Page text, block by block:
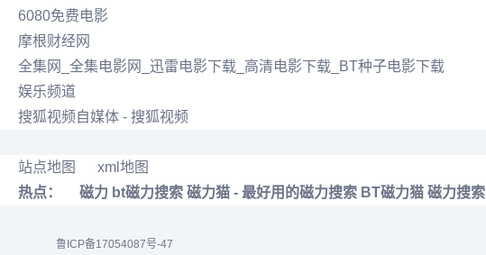
6080免费电影
摩根财经网
全集网_全集电影网_迅雷电影下载_高清电影下载_BT种子电影下载
娱乐频道
搜狐视频自媒体 - 搜狐视频
站点地图
xml地图
热点：
磁力 bt磁力搜索 磁力猫 - 最好用的磁力搜索 BT磁力猫 磁力搜索
鲁ICP备17054087号-47